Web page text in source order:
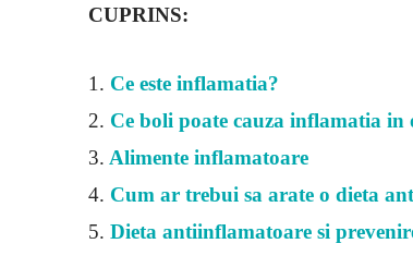
CUPRINS:
1. Ce este inflamatia?
2. Ce boli poate cauza inflamatia in
3. Alimente inflamatoare
4. Cum ar trebui sa arate o dieta
5. Dieta antiinflamatoare si